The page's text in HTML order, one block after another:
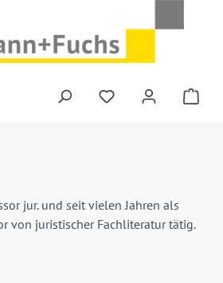
Du hast 0
jur. und seit vielen Jahren als
von juristischer Fachliteratur tätig.